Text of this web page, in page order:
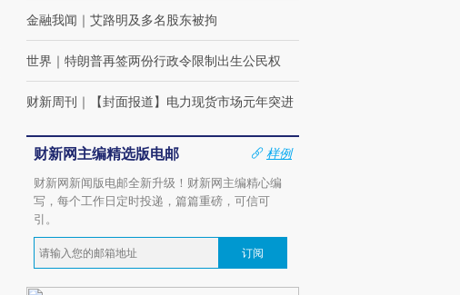
金融我闻 ｜ 艾路明及多名股东被拘
世界 ｜ 特朗普再签两份行政令限制出生公民权
财新周刊 ｜ 【封面报道】电力现货市场元年突进
财新网主编精选版电邮
样例
财新网新闻版电邮全新升级！财新网主编精心编
写，每个工作日定时投递，篇篇重磅，可信可
引。
订阅